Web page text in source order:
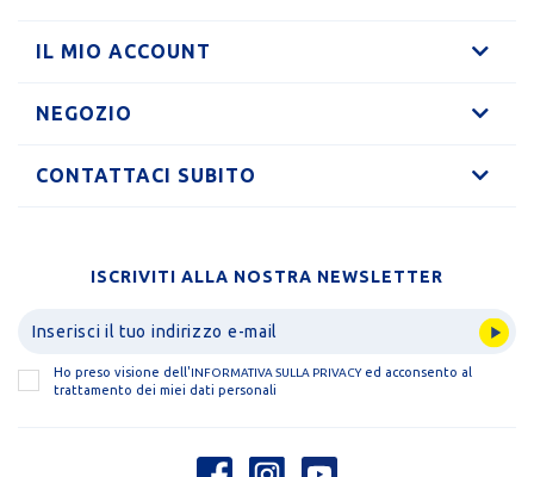
IL MIO ACCOUNT
NEGOZIO
CONTATTACI SUBITO
ISCRIVITI ALLA NOSTRA NEWSLETTER
Ho preso visione dell'INFORMATIVA SULLA PRIVACYed acconsento al
trattamento dei miei dati personali